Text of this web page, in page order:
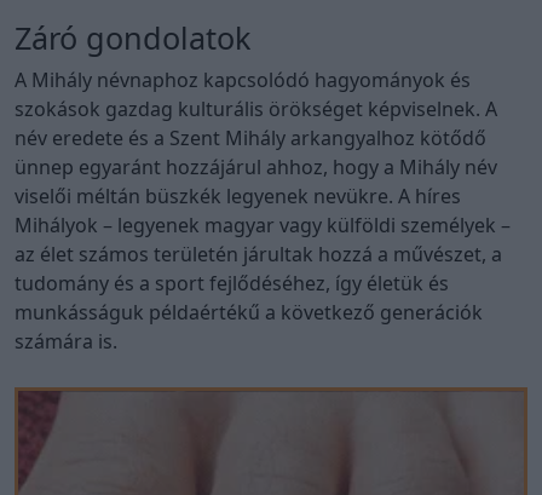
Záró gondolatok
A Mihály névnaphoz kapcsolódó hagyományok és
szokások gazdag kulturális örökséget képviselnek. A
név eredete és a Szent Mihály arkangyalhoz kötődő
ünnep egyaránt hozzájárul ahhoz, hogy a Mihály név
viselői méltán büszkék legyenek nevükre. A híres
Mihályok – legyenek magyar vagy külföldi személyek –
az élet számos területén járultak hozzá a művészet, a
tudomány és a sport fejlődéséhez, így életük és
munkásságuk példaértékű a következő generációk
számára is.